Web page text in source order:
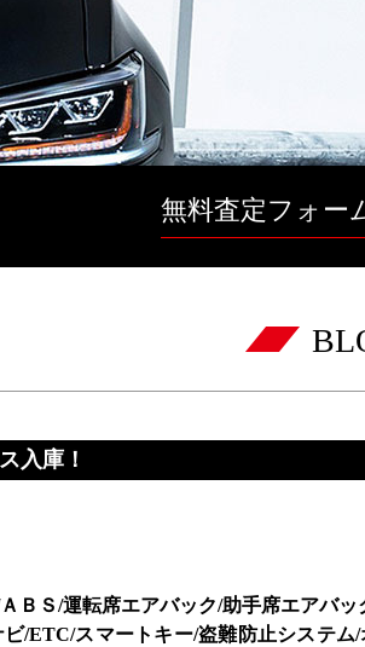
無料査定フォー
入庫！
ＢＳ/運転席エアバック/助手席エアバッ
/ETC/スマートキー/盗難防止システム